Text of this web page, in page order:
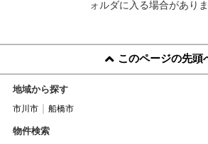
ォルダに入る場合がありま
このページの先頭
地域から探す
市川市 船橋市
物件検索